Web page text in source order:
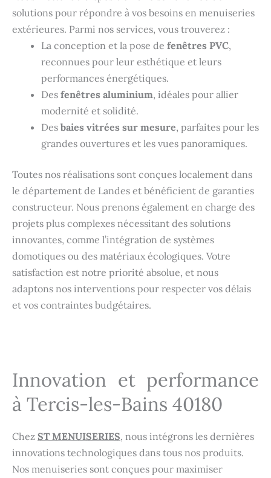
solutions pour répondre à vos besoins en menuiseries
extérieures. Parmi nos services, vous trouverez :
La conception et la pose de fenêtres PVC,
reconnues pour leur esthétique et leurs
performances énergétiques.
Des fenêtres aluminium, idéales pour allier
modernité et solidité.
Des baies vitrées sur mesure, parfaites pour les
grandes ouvertures et les vues panoramiques.
Toutes nos réalisations sont conçues localement dans
le département de Landes et bénéficient de garanties
constructeur. Nous prenons également en charge des
projets plus complexes nécessitant des solutions
innovantes, comme l’intégration de systèmes
domotiques ou des matériaux écologiques. Votre
satisfaction est notre priorité absolue, et nous
adaptons nos interventions pour respecter vos délais
et vos contraintes budgétaires.
Innovation et performance
à Tercis-les-Bains 40180
Chez ST MENUISERIES, nous intégrons les dernières
innovations technologiques dans tous nos produits.
Nos menuiseries sont conçues pour maximiser